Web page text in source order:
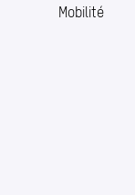
Mobilité